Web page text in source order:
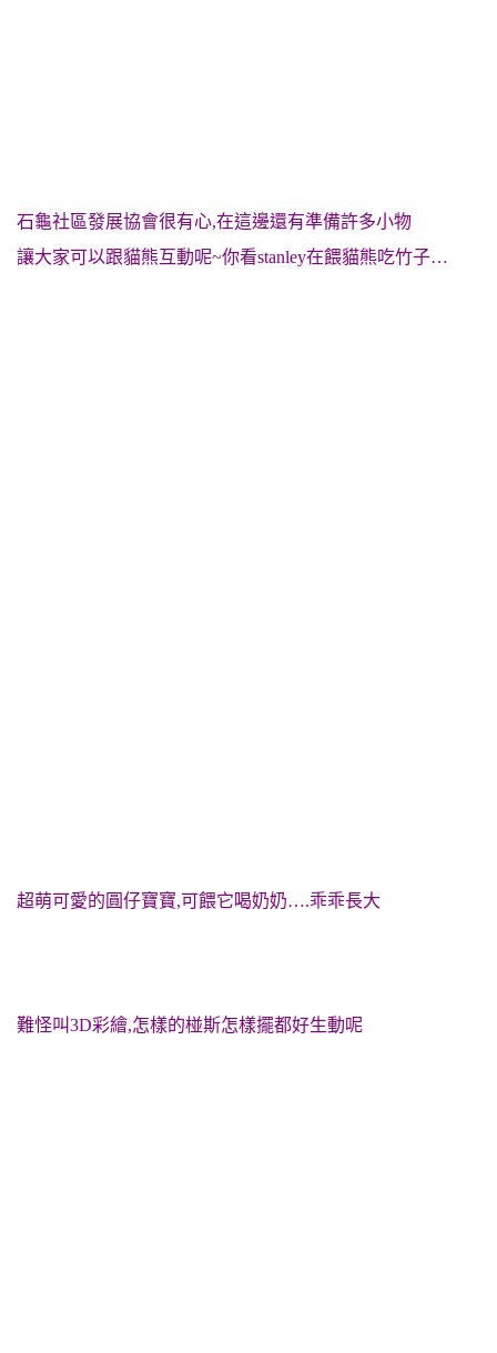
石龜社區發展協會很有心,在這邊還有準備許多小物
讓大家可以跟貓熊互動呢~你看stanley在餵貓熊吃竹子…
超萌可愛的圓仔寶寶,可餵它喝奶奶….乖乖長大
難怪叫3D彩繪,怎樣的椪斯怎樣擺都好生動呢